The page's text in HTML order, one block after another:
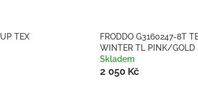
TEX
FRODDO G3160247-8T
WINTER TL PINK/GOLD
Skladem
2 050 Kč